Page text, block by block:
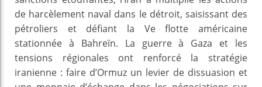
de harcèlement naval dans le détroit, saisissant des
pétroliers et défiant la Ve flotte américaine
stationnée à Bahreïn. La guerre à Gaza et les
tensions régionales ont renforcé la stratégie
iranienne : faire d’Ormuz un levier de dissuasion et